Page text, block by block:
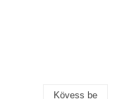
Kövess be